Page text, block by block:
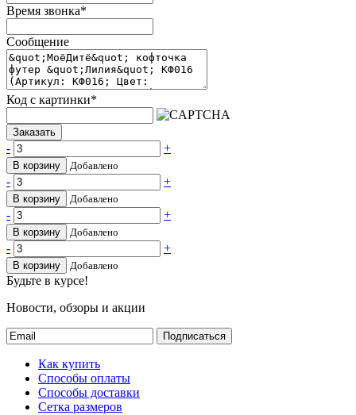
Время звонка*
Сообщение
Код с картинки*
Заказать
- +
В корзину Добавлено
- +
В корзину Добавлено
- +
В корзину Добавлено
- +
В корзину Добавлено
Будьте в курсе!
Новости, обзоры и акции
Подписаться
Как купить
Способы оплаты
Способы доставки
Сетка размеров